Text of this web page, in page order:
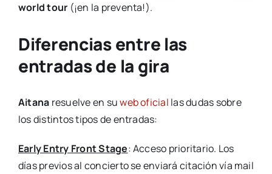
world tour (¡en la preventa!).
Diferencias entre las
entradas de la gira
Aitana resuelve en suweb oficial las dudas sobre
los distintos tipos de entradas:
Early Entry Front Stage: Acceso prioritario. Los
días previos al concierto se enviará citación vía mail